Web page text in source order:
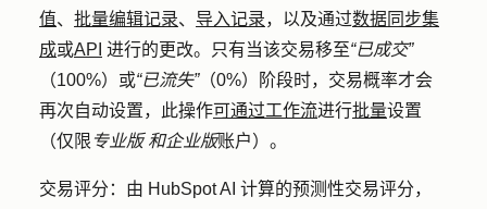
值、 批量编辑记录、 导入记录，以及通过数据同步集
成或API 进行的更改。只有当该交易移至“已成交”
（100%）或“已流失”（0%）阶段时，交易概率才会
再次自动设置，此操作可通过工作流进行批量设置
（仅限 专业版 和企业版账户）。
交易评分 ：由 HubSpot AI 计算的预测性交易评分，